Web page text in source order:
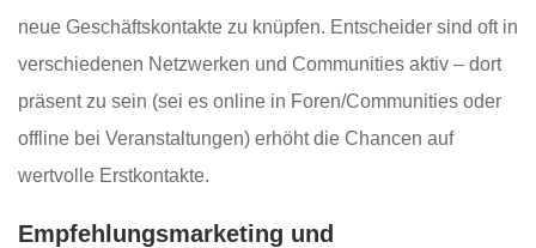
neue Geschäftskontakte zu knüpfen. Entscheider sind oft in
verschiedenen Netzwerken und Communities aktiv – dort
präsent zu sein (sei es online in Foren/Communities oder
offline bei Veranstaltungen) erhöht die Chancen auf
wertvolle Erstkontakte.
Empfehlungsmarketing und